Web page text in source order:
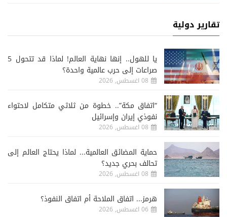
تقارير دولية
يا للهول.. إنها نهاية العالم! لماذا قد تتحول 5
صراعات إلى حرب عالمية واحدة؟
08 اغسطس, 2026
“اتفاق مكة”.. خطوة من ثلاثي متكامل لاحتواء
نفوذي إيران وإسرائيل
08 اغسطس, 2026
حماية المضائق العالمية... لماذا يحتاج العالم إلى
تحالف بحري جديد؟
08 اغسطس, 2026
هرمز... اتفاق الملاحة أم اتفاق النفوذ؟
06 اغسطس, 2026